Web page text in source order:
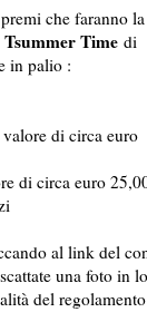
che faranno la
Tsummer Timedi
in palio :
di circa euro
di circa euro
al link del
una foto in
del